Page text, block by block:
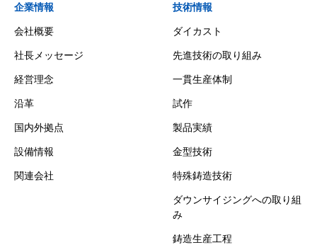
企業情報
会社概要
社長メッセージ
経営理念
沿革
国内外拠点
設備情報
関連会社
技術情報
ダイカスト
先進技術の取り組み
一貫生産体制
試作
製品実績
金型技術
特殊鋳造技術
ダウンサイジングへの取り組
み
鋳造生産工程